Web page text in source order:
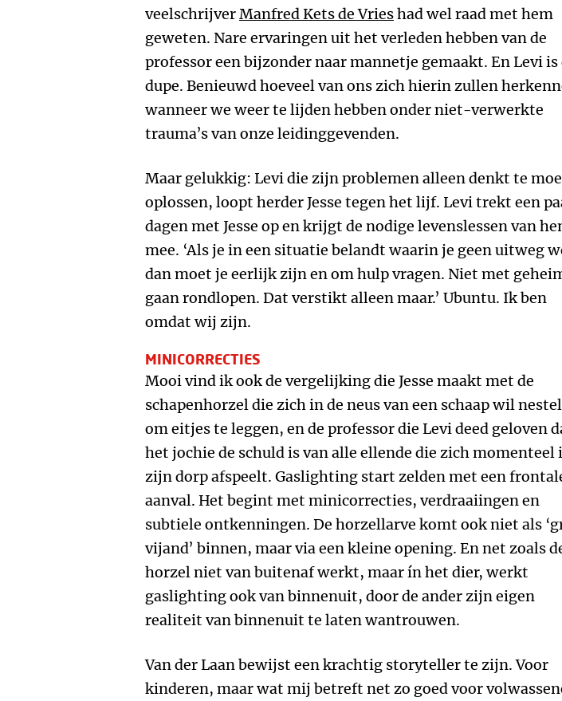
veelschrijverManfred Kets de Vrieshad wel raad met hem
geweten. Nare ervaringen uit het verleden hebben van de
professor een bijzonder naar mannetje gemaakt. En Levi is
dupe. Benieuwd hoeveel van ons zich hierin zullen
wanneer we weer te lijden hebben onder niet-verwerkte
trauma’s van onze leidinggevenden.
Maar gelukkig: Levi die zijn problemen alleen denkt te
oplossen, loopt herder Jesse tegen het lijf. Levi trekt een
dagen met Jesse op en krijgt de nodige levenslessen van
mee. ‘Als je in een situatie belandt waarin je geen uitweg
dan moet je eerlijk zijn en om hulp vragen. Niet met
gaan rondlopen. Dat verstikt alleen maar.’ Ubuntu. Ik ben
omdat wij zijn.
MINICORRECTIES
Mooi vind ik ook de vergelijking die Jesse maakt met de
schapenhorzel die zich in de neus van een schaap wil
om eitjes te leggen, en de professor die Levi deed geloven
het jochie de schuld is van alle ellende die zich momenteel
zijn dorp afspeelt. Gaslighting start zelden met een
aanval. Het begint met minicorrecties, verdraaiingen en
subtiele ontkenningen. De horzellarve komt ook niet als
vijand’ binnen, maar via een kleine opening. En net zoals
horzel niet van buitenaf werkt, maar ín het dier, werkt
gaslighting ook van binnenuit, door de ander zijn eigen
realiteit van binnenuit te laten wantrouwen.
Van der Laan bewijst een krachtig storyteller te zijn. Voor
kinderen, maar wat mij betreft net zo goed voor